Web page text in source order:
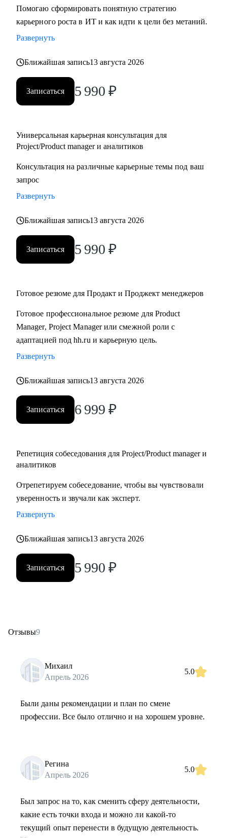
Помогаю сформировать понятную стратегию
карьерного роста в ИТ и как идти к цели без метаний.
Развернуть
Ближайшая запись13 августа 2026
Записаться 5 990 ₽
Универсальная карьерная консультация для
Project/Product manager и аналитиков
Консультация на различные карьерные темы под ваш
запрос
Развернуть
Ближайшая запись13 августа 2026
Записаться 5 990 ₽
Готовое резюме для Продакт и Проджект менеджеров
Готовое профессиональное резюме для Product
Manager, Project Manager или смежной роли с
адаптацией под hh.ru и карьерную цель.
Развернуть
Ближайшая запись13 августа 2026
Записаться 6 999 ₽
Репетиция собеседования для Project/Product manager и
аналитиков
Отрепетируем собеседование, чтобы вы чувствовали
уверенность и звучали как эксперт.
Развернуть
Ближайшая запись13 августа 2026
Записаться 5 990 ₽
Отзывы9
Михаил
Апрель 2026
5.0
Были даны рекомендации и план по смене
профессии. Все было отлично и на хорошем уровне.
Регина
Апрель 2026
5.0
Был запрос на то, как сменить сферу деятельности,
какие есть точки входа и можно ли какой-то
текущий опыт перенести в будущую деятельность.